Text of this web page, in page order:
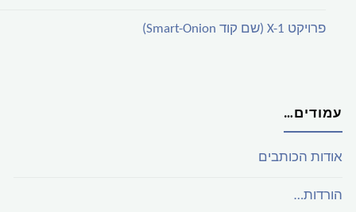
פרויקט X-1 (שם קוד Smart-Onion)
עמודים…
אודות הכותבים
הורדות…